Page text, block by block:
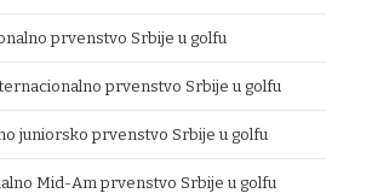
prvenstvo Srbije u golfu
prvenstvo Srbije u golfu
juniorsko prvenstvo Srbije u golfu
Mid-Am prvenstvo Srbije u golfu